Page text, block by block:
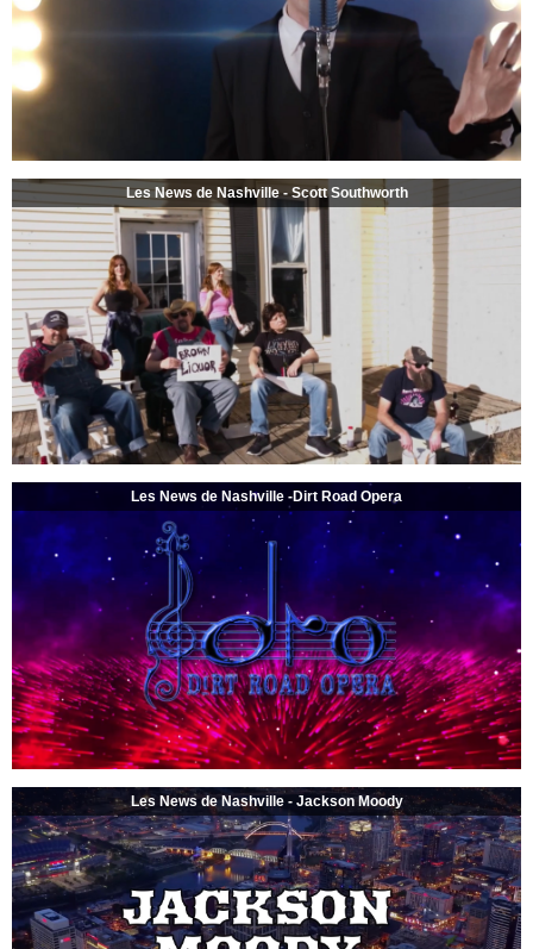
Les News de Nashville - Scott Southworth
Les News de Nashville -Dirt Road Opera
Les News de Nashville - Jackson Moody